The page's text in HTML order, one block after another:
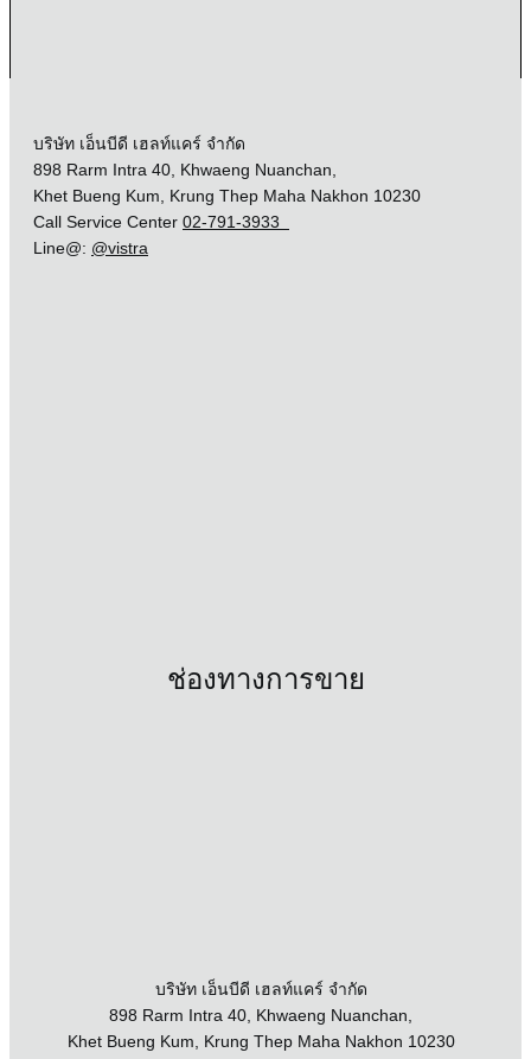
บริษัท เอ็นบีดี เฮลท์แคร์ จำกัด
898 Rarm Intra 40, Khwaeng Nuanchan,
Khet Bueng Kum, Krung Thep Maha Nakhon 10230
Call Service Center 02-791-3933
Line@: @vistra
ช่องทางการขาย
บริษัท เอ็นบีดี เฮลท์แคร์ จำกัด
898 Rarm Intra 40, Khwaeng Nuanchan,
Khet Bueng Kum, Krung Thep Maha Nakhon 10230